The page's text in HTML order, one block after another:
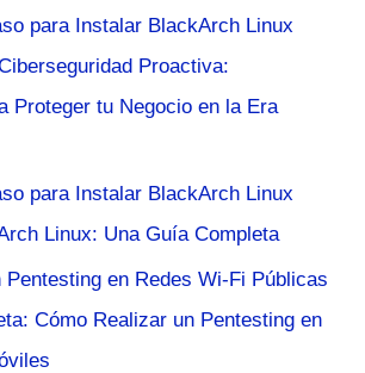
para Instalar BlackArch Linux
Proactiva:
Proteger tu Negocio en la Era
para Instalar BlackArch Linux
Linux: Una Guía Completa
Pentesting en Redes Wi-Fi Públicas
Cómo Realizar un Pentesting en